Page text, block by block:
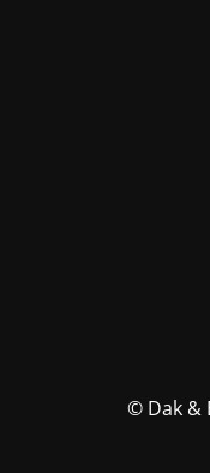
© Dak &